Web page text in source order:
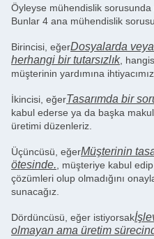
Öyleyse mühendislik sorusunda
Bunlar 4 ana mühendislik
Birincisi, eğerDosyalarda
herhangi bir tutarsızlık,
müşterinin yardımına
İkincisi, eğerTasarımda bir
kabul ederse ya da başka
üretimi düzenleriz.
Üçüncüsü, eğerMüşterinin
ötesinde., müşteriye kabul
çözümleri olup olmadığını
sunacağız.
Dördüncüsü, eğer istiyorsak
olmayan ama üretim